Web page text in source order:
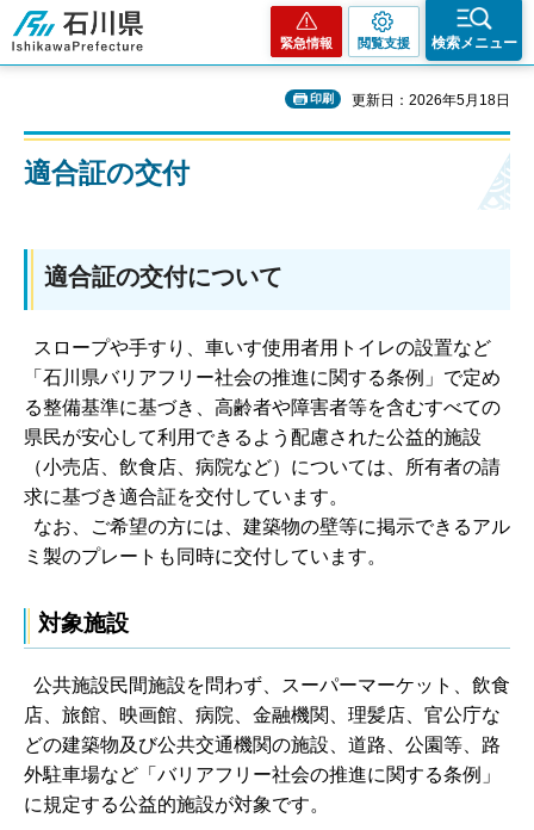
石川県
緊急情報 閲覧支援 検索メニュー
印刷 更新日：2026年5月18日
適合証の交付
適合証の交付について
スロープや手すり、車いす使用者用トイレの設置など
「石川県バリアフリー社会の推進に関する条例」で定め
る整備基準に基づき、高齢者や障害者等を含むすべての
県民が安心して利用できるよう配慮された公益的施設
（小売店、飲食店、病院など）については、所有者の請
求に基づき適合証を交付しています。
なお、ご希望の方には、建築物の壁等に掲示できるアル
ミ製のプレートも同時に交付しています。
対象施設
公共施設民間施設を問わず、スーパーマーケット、飲食
店、旅館、映画館、病院、金融機関、理髪店、官公庁な
どの建築物及び公共交通機関の施設、道路、公園等、路
外駐車場など「バリアフリー社会の推進に関する条例」
に規定する公益的施設が対象です。